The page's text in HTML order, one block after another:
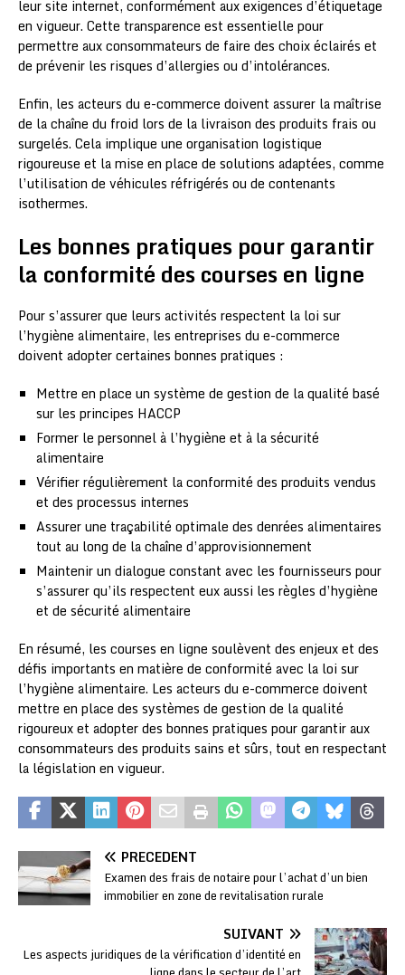
leur site internet, conformément aux exigences d’étiquetage
en vigueur. Cette transparence est essentielle pour
permettre aux consommateurs de faire des choix éclairés et
de prévenir les risques d’allergies ou d’intolérances.
Enfin, les acteurs du e-commerce doivent assurer la maîtrise
de la chaîne du froid lors de la livraison des produits frais ou
surgelés. Cela implique une organisation logistique
rigoureuse et la mise en place de solutions adaptées, comme
l’utilisation de véhicules réfrigérés ou de contenants
isothermes.
Les bonnes pratiques pour garantir
la conformité des courses en ligne
Pour s’assurer que leurs activités respectent la loi sur
l’hygiène alimentaire, les entreprises du e-commerce
doivent adopter certaines bonnes pratiques :
Mettre en place un système de gestion de la qualité basé
sur les principes HACCP
Former le personnel à l’hygiène et à la sécurité
alimentaire
Vérifier régulièrement la conformité des produits vendus
et des processus internes
Assurer une traçabilité optimale des denrées alimentaires
tout au long de la chaîne d’approvisionnement
Maintenir un dialogue constant avec les fournisseurs pour
s’assurer qu’ils respectent eux aussi les règles d’hygiène
et de sécurité alimentaire
En résumé, les courses en ligne soulèvent des enjeux et des
défis importants en matière de conformité avec la loi sur
l’hygiène alimentaire. Les acteurs du e-commerce doivent
mettre en place des systèmes de gestion de la qualité
rigoureux et adopter des bonnes pratiques pour garantir aux
consommateurs des produits sains et sûrs, tout en respectant
la législation en vigueur.
PRÉCÉDENT
Examen des frais de notaire pour l’achat d’un bien
immobilier en zone de revitalisation rurale
SUIVANT
Les aspects juridiques de la vérification d’identité en